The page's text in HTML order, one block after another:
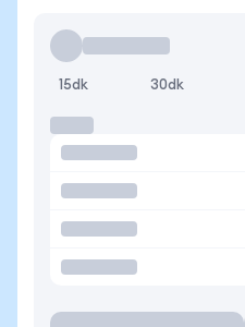
15dk 30dk